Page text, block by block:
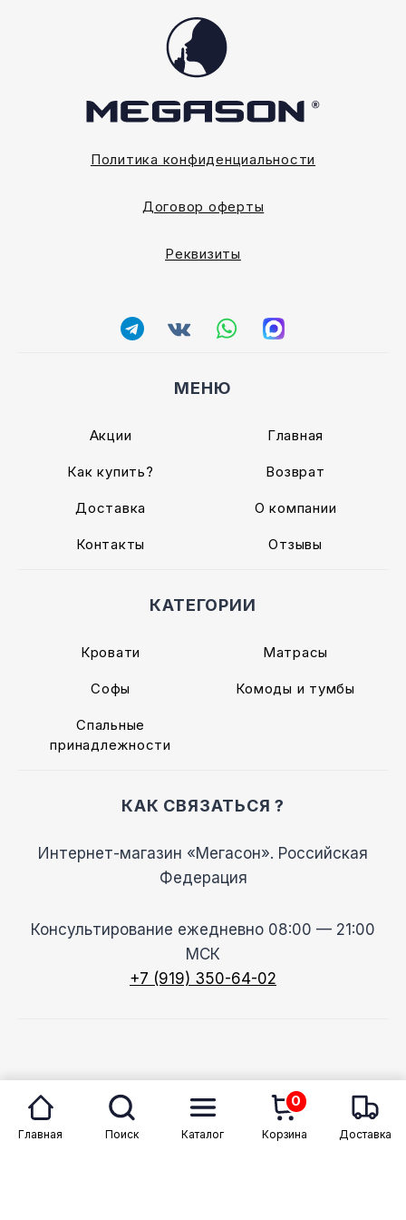
Политика конфиденциальности
Договор оферты
Реквизиты
МЕНЮ
Акции Главная
Как купить? Возврат
Доставка О компании
Контакты Отзывы
КАТЕГОРИИ
Кровати Матрасы
Софы Комоды и тумбы
Спальные
принадлежности
КАК СВЯЗАТЬСЯ ?
Интернет-магазин «Мегасон». Российская
Федерация
Консультирование ежедневно 08:00 — 21:00
МСК
+7 (919) 350-64-02
© 2026 Megason
Главная Поиск Каталог
0
Корзина Доставка